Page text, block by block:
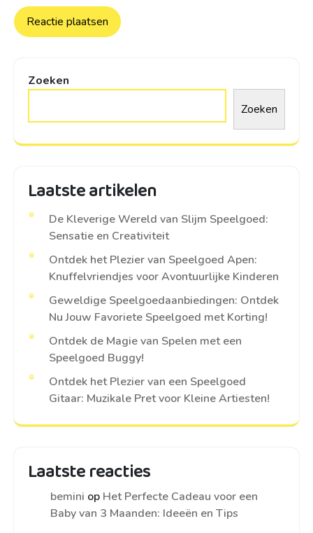
Zoeken
Zoeken
Laatste artikelen
De Kleverige Wereld van Slijm Speelgoed:
Sensatie en Creativiteit
Ontdek het Plezier van Speelgoed Apen:
Knuffelvriendjes voor Avontuurlijke Kinderen
Geweldige Speelgoedaanbiedingen: Ontdek
Nu Jouw Favoriete Speelgoed met Korting!
Ontdek de Magie van Spelen met een
Speelgoed Buggy!
Ontdek het Plezier van een Speelgoed
Gitaar: Muzikale Pret voor Kleine Artiesten!
Laatste reacties
bemini op Het Perfecte Cadeau voor een
Baby van 3 Maanden: Ideeën en Tips